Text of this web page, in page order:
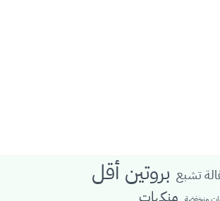
تشبع بروتين أقل